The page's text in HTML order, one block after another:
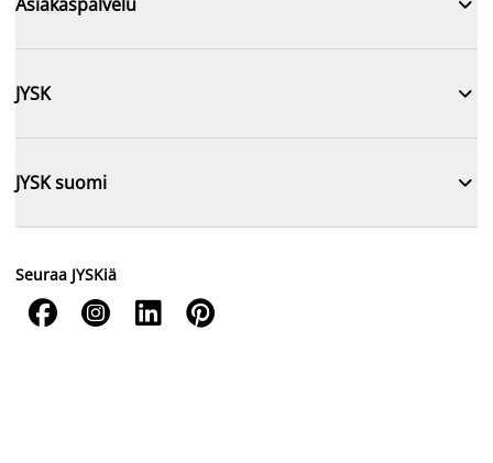
JYSK 
JYSK suomi 
Seuraa JYSKiä
   